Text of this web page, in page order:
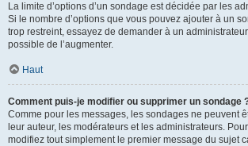
La limite d’options d’un sondage est décidée par les
Si le nombre d’options que vous pouvez ajouter à un
trop restreint, essayez de demander à un
possible de l’augmenter.
Haut
Comment puis-je modifier ou supprimer un sondage
Comme pour les messages, les sondages ne peuvent
leur auteur, les modérateurs et les administrateurs.
modifiez tout simplement le premier message du sujet